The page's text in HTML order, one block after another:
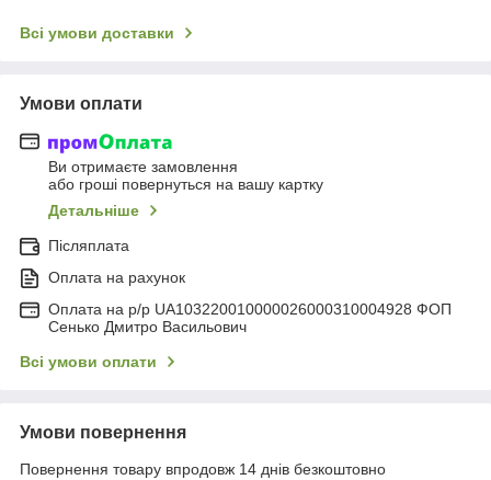
Всі умови доставки
Умови оплати
Ви отримаєте замовлення
або гроші повернуться на вашу картку
Детальніше
Післяплата
Оплата на рахунок
Оплата на р/р UA103220010000026000310004928 ФОП
Сенько Дмитро Васильович
Всі умови оплати
Умови повернення
Повернення товару впродовж 14 днів безкоштовно